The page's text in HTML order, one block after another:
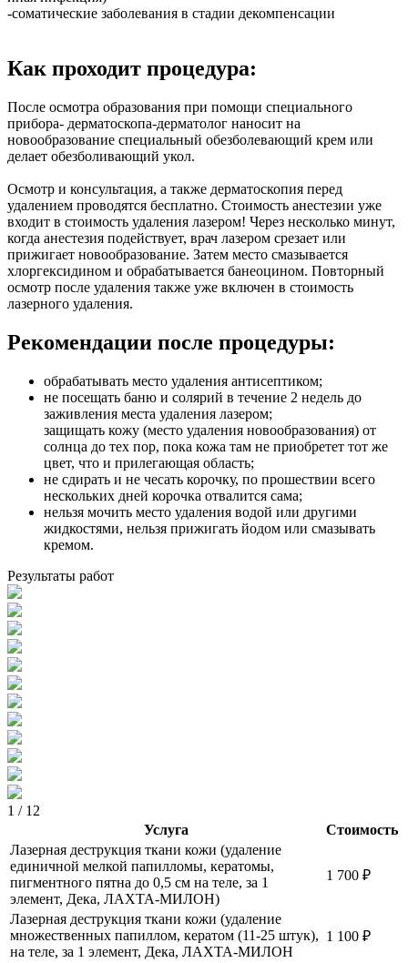
-соматические заболевания в стадии декомпенсации
Как проходит процедура:
После осмотра образования при помощи специального
прибора- дерматоскопа-дерматолог наносит на
новообразование специальный обезболевающий крем или
делает обезболивающий укол.
Осмотр и консультация, а также дерматоскопия перед
удалением проводятся бесплатно. Стоимость анестезии уже
входит в стоимость удаления лазером! Через несколько минут,
когда анестезия подействует, врач лазером срезает или
прижигает новообразование. Затем место смазывается
хлоргексидином и обрабатывается банеоцином. Повторный
осмотр после удаления также уже включен в стоимость
лазерного удаления.
Рекомендации после процедуры:
обрабатывать место удаления антисептиком;
не посещать баню и солярий в течение 2 недель до
заживления места удаления лазером;
защищать кожу (место удаления новообразования) от
солнца до тех пор, пока кожа там не приобретет тот же
цвет, что и прилегающая область;
не сдирать и не чесать корочку, по прошествии всего
нескольких дней корочка отвалится сама;
нельзя мочить место удаления водой или другими
жидкостями, нельзя прижигать йодом или смазывать
кремом.
Результаты работ
1 / 12
Услуга
Стоимость
Лазерная деструкция ткани кожи (удаление
единичной мелкой папилломы, кератомы,
пигментного пятна до 0,5 см на теле, за 1
элемент, Дека, ЛАХТА-МИЛОН)
1 700 ₽
Лазерная деструкция ткани кожи (удаление
множественных папиллом, кератом (11-25 штук),
на теле, за 1 элемент, Дека, ЛАХТА-МИЛОН
1 100 ₽